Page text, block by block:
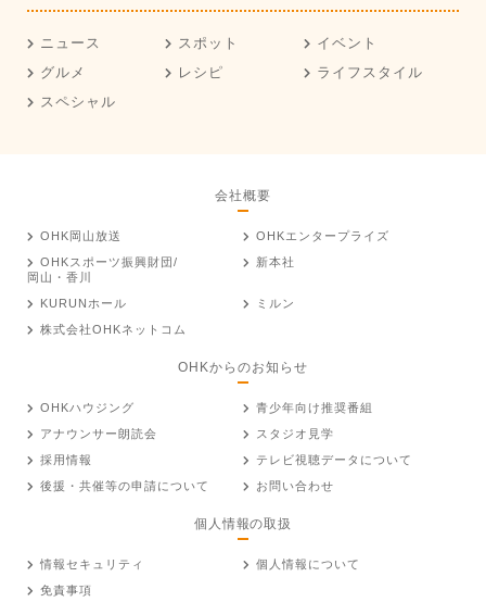
ニュース スポット
イベント
グルメ
レシピ
ライフスタイル
スペシャル
会社概要
OHK岡山放送
OHKエンタープライズ
OHKスポーツ振興財団/
岡山・香川
新本社
KURUNホール
ミルン
株式会社OHKネットコム
OHKからのお知らせ
OHKハウジング
青少年向け推奨番組
アナウンサー朗読会
スタジオ見学
採用情報
テレビ視聴データについて
後援・共催等の申請について
お問い合わせ
個人情報の取扱
情報セキュリティ
個人情報について
免責事項